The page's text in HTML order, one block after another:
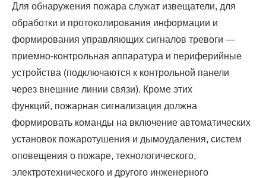
Для обнаружения пожара служат извещатели, для
обработки и протоколирования информации и
формирования управляющих сигналов тревоги —
приемно-контрольная аппаратура и периферийные
устройства (подключаются к контрольной панели
через внешние линии связи). Кроме этих
функций, пожарная сигнализация должна
формировать команды на включение автоматических
установок пожаротушения и дымоудаления, систем
оповещения о пожаре, технологического,
электротехнического и другого инженерного